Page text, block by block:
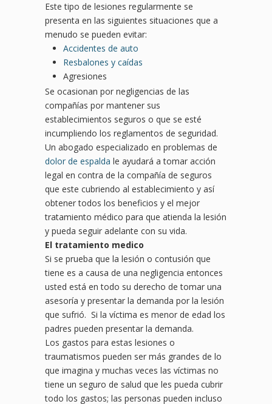
Este tipo de lesiones regularmente se
presenta en las siguientes situaciones que a
menudo se pueden evitar:
Accidentes de auto
Resbalones y caídas
Agresiones
Se ocasionan por negligencias de las
compañías por mantener sus
establecimientos seguros o que se esté
incumpliendo los reglamentos de seguridad.
Un abogado especializado en problemas de
dolor de espalda le ayudará a tomar acción
legal en contra de la compañía de seguros
que este cubriendo al establecimiento y así
obtener todos los beneficios y el mejor
tratamiento médico para que atienda la lesión
y pueda seguir adelante con su vida.
El tratamiento medico
Si se prueba que la lesión o contusión que
tiene es a causa de una negligencia entonces
usted está en todo su derecho de tomar una
asesoría y presentar la demanda por la lesión
que sufrió. Si la víctima es menor de edad los
padres pueden presentar la demanda.
Los gastos para estas lesiones o
traumatismos pueden ser más grandes de lo
que imagina y muchas veces las víctimas no
tiene un seguro de salud que les pueda cubrir
todo los gastos; las personas pueden incluso